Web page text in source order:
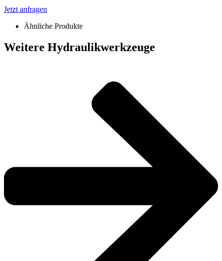
Jetzt anfragen
Ähnliche Produkte
Weitere Hydraulikwerkzeuge